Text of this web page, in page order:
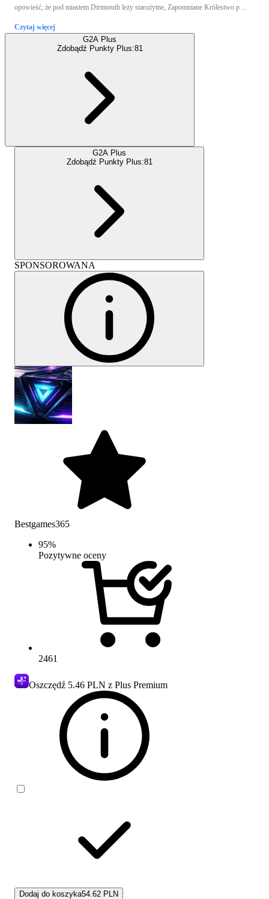
opowieść, że pod miastem Dirtmouth leży starożytne, Zapomniane Królestwo p ...
Czytaj więcej
G2A Plus
Zdobądź Punkty Plus:81
G2A Plus
Zdobądź Punkty Plus:81
SPONSOROWANA
Bestgames365
95%
Pozytywne oceny
2461
Oszczędź 5.46 PLN z Plus Premium
Dodaj do koszyka54.62 PLN